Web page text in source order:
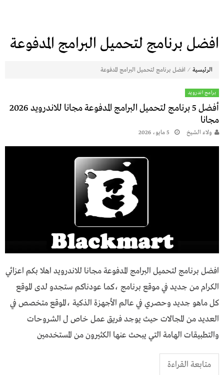
افضل برنامج لتحميل البرامج المدفوعة
الرئيسية ⁄ افضل برنامج لتحميل البرامج المدفوعة
برامج اندرويد
أفضل 5 برنامج لتحميل البرامج المدفوعة مجانا للاندرويد 2026
مجانا
ولاء الشيخ 5 مايو، 2026
افضل برنامج لتحميل البرامج المدفوعة مجانا للاندرويد اهلا بكم اعزائي
الكرام من جديد في موقع برنامج ،كما عودناكم ستجدو لدى الموقع
كل ماهو جديد وحصري في عالم الأجهزة الذكية ،الموقع متخصص في
العديد من المجالات حيث يوجد فريق عمل خاص ل الشروحات
والتطبيقات الهامة التي يبحث عنها الكثيرون من المستخدمين
متابعة القراءة